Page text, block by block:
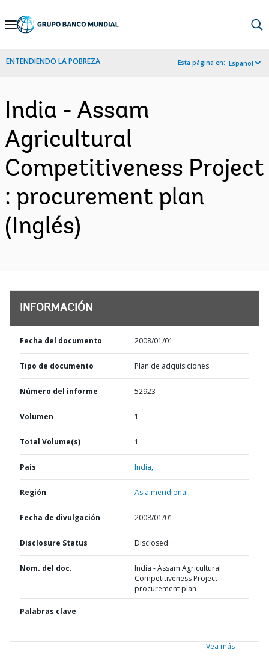
Skip
Navigation
ENTENDIENDO LA POBREZA Esta página en: Español
India - Assam
Agricultural
Competitiveness Project
: procurement plan
(Inglés)
INFORMACIÓN
Fecha del documento 2008/01/01
Tipo de documento Plan de adquisiciones
Número del informe 52923
Volumen 1
Total Volume(s) 1
País India,
Región Asia meridional,
Fecha de divulgación 2008/01/01
Disclosure Status Disclosed
Nom. del doc.
India - Assam Agricultural
Competitiveness Project :
procurement plan
Palabras clave
Vea más